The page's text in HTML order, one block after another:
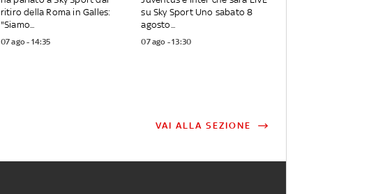
ritiro della Roma in Galles:
"Siamo...
07 ago - 14:35
su Sky Sport Uno sabato 8
agosto...
07 ago - 13:30
VAI ALLA SEZIONE